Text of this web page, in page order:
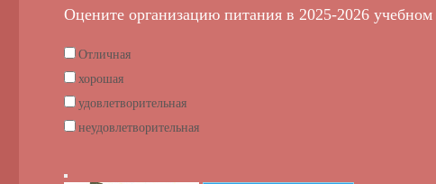
Оцените организацию питания в 2025-2026 учебном
Отличная
хорошая
удовлетворительная
неудовлетворительная